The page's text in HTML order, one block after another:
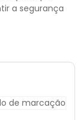
a segurança